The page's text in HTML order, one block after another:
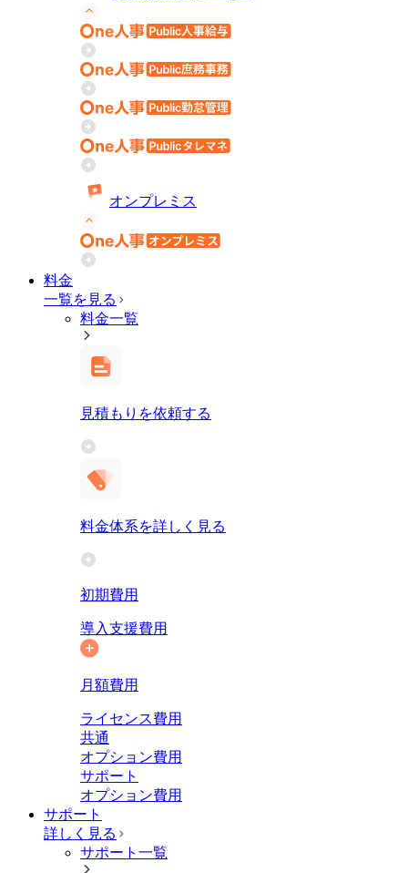
オンプレミス
料金
一覧を見る
料金一覧
見積もりを依頼する
料金体系を詳しく見る
初期費用
導入支援費用
月額費用
ライセンス費用
共通
オプション費用
サポート
オプション費用
サポート
詳しく見る
サポート一覧